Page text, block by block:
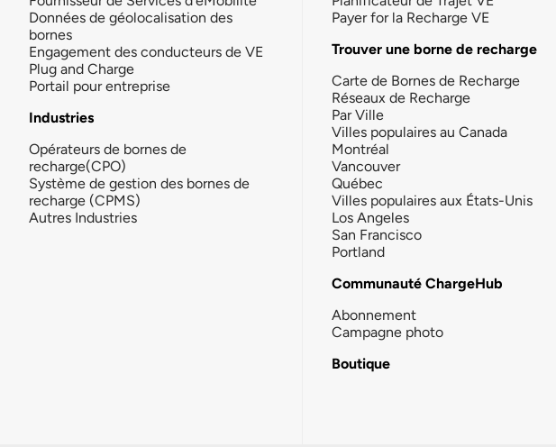
Données de géolocalisation des
bornes
Engagement des conducteurs de VE
Plug and Charge
Portail pour entreprise
Industries
Opérateurs de bornes de
recharge(CPO)
Système de gestion des bornes de
recharge (CPMS)
Autres Industries
Payer for la Recharge VE
Trouver une borne de recharge
Carte de Bornes de Recharge
Réseaux de Recharge
Par Ville
Villes populaires au Canada
Montréal
Vancouver
Québec
Villes populaires aux États-Unis
Los Angeles
San Francisco
Portland
Communauté ChargeHub
Abonnement
Campagne photo
Boutique